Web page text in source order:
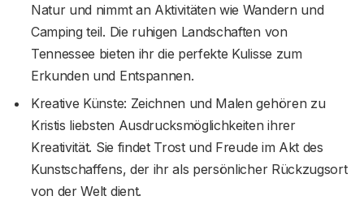
Natur und nimmt an Aktivitäten wie Wandern und
Camping teil. Die ruhigen Landschaften von
Tennessee bieten ihr die perfekte Kulisse zum
Erkunden und Entspannen.
Kreative Künste: Zeichnen und Malen gehören zu
Kristis liebsten Ausdrucksmöglichkeiten ihrer
Kreativität. Sie findet Trost und Freude im Akt des
Kunstschaffens, der ihr als persönlicher Rückzugsort
von der Welt dient.